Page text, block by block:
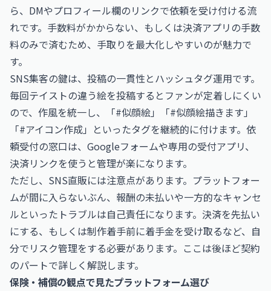
ら、DMやプロフィール欄のリンクで依頼を受け付ける流
れです。手数料がかからない、もしくは決済アプリの手数
料のみで済むため、手取りを最大化しやすいのが魅力で
す。
SNS集客の鍵は、投稿の一貫性とハッシュタグ運用です。
毎回テイストの違う絵を投稿するとファンが定着しにくい
ので、作風を統一し、「#似顔絵」「#似顔絵描きます」
「#アイコン作成」といったタグを継続的に付けます。依
頼受付の窓口は、Googleフォームや専用の受付アプリ、
決済リンクを使うと管理が楽になります。
ただし、SNS直販には注意点があります。プラットフォー
ムが間に入らないぶん、報酬の未払いや一方的なキャンセ
ルといったトラブルは自己責任になります。決済を先払い
にする、もしくは制作着手前に着手金を受け取るなど、自
分でリスク管理をする必要があります。ここは後ほど契約
のパートで詳しく解説します。
保険・補償の観点で見たプラットフォーム選び